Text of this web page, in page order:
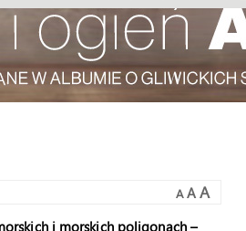
A A A
i morskich poligonach –